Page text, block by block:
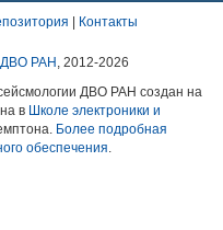
Контакты
ДВО РАН , 2012-2026
ДВО РАН создан на
в Школе электроники и
Более подробная
обеспечения.